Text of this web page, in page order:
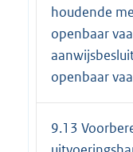
houdende
openbaar
openbaar
9.13